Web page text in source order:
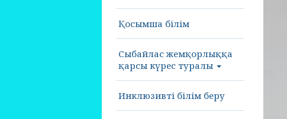
Қосымша білім
Сыбайлас жемқорлыққа
қарсы күрес туралы
Инклюзивті білім беру